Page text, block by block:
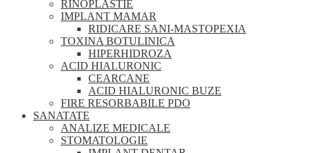
RINOPLASTIE
IMPLANT MAMAR
RIDICARE SANI-MASTOPEXIA
TOXINA BOTULINICA
HIPERHIDROZA
ACID HIALURONIC
CEARCANE
ACID HIALURONIC BUZE
FIRE RESORBABILE PDO
SANATATE
ANALIZE MEDICALE
STOMATOLOGIE